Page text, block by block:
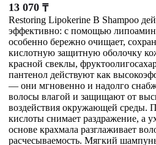
13 070 ₸
Restoring Lipokerine B Shampoo
эффективно: с помощью
особенно бережно очищает,
кислотную защитную оболочку
красной свеклы,
пантенол действуют как
— они мгновенно и надолго
волосы влагой и защищают от
воздействия окружающей среды.
кислоты снимает раздражение, а
основе крахмала разглаживает
расчесываемость. Мягкий